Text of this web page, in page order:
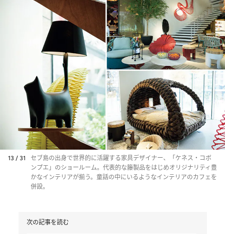
13 / 31
セブ島の出身で世界的に活躍する家具デザイナー、「ケネス・コボ
ンプエ」のショールーム。代表的な籐製品をはじめオリジナリティ豊
かなインテリアが揃う。童話の中にいるようなインテリアのカフェを
併設。
次の記事を読む